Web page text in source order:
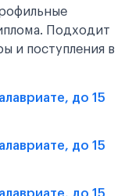
Подходит
и поступления в
до 15
до 15
до 15